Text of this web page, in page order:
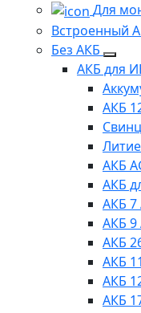
Для
Встроенный
Без АКБ
АКБ для
АКБ
АКБ
АКБ
АКБ
АКБ
АКБ
АКБ
АКБ
АКБ